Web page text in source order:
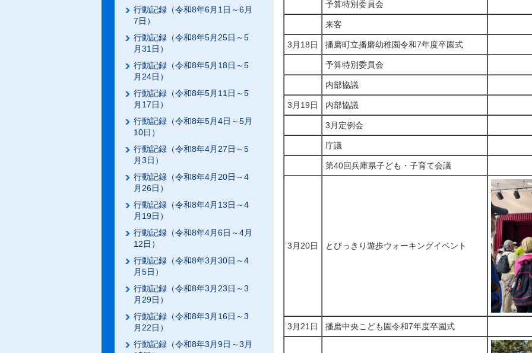
行動記録（令和8年6月1日～6月
7日）
行動記録（令和8年5月25日～5
月31日）
行動記録（令和8年5月18日～5
月24日）
行動記録（令和8年5月11日～5
月17日）
行動記録（令和8年5月4日～5月
10日）
行動記録（令和8年4月27日～5
月3日）
行動記録（令和8年4月20日～4
月26日）
行動記録（令和8年4月13日～4
月19日）
行動記録（令和8年4月6日～4月
12日）
行動記録（令和8年3月30日～4
月5日）
行動記録（令和8年3月23日～3
月29日）
行動記録（令和8年3月16日～3
月22日）
行動記録（令和8年3月9日～3月
予算特別委員会
来客
3月18日 播磨町立播磨幼稚園令和7年度卒園式
予算特別委員会
内部協議
3月19日 内部協議
3月定例会
庁議
第40回兵庫県子ども・子育て会議
3月20日 とびっきり遊歩ウォーキングイベント
3月21日 播磨中央こども園令和7年度卒園式